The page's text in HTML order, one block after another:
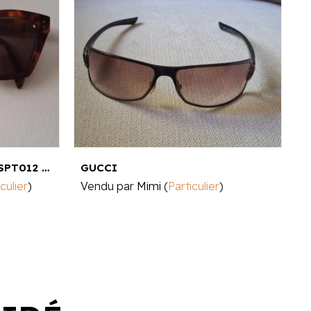
LUNETTES POUR TOUS - SPT012 53¤17
)
GUCCI
Vendu par Mimi (Particulier)